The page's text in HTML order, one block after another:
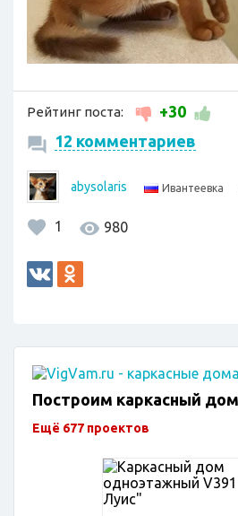
Рейтинг поста:
+30
12 комментариев
abysolaris Ивантеевка
1 980
Построим каркасный
Ещё 677 проектов